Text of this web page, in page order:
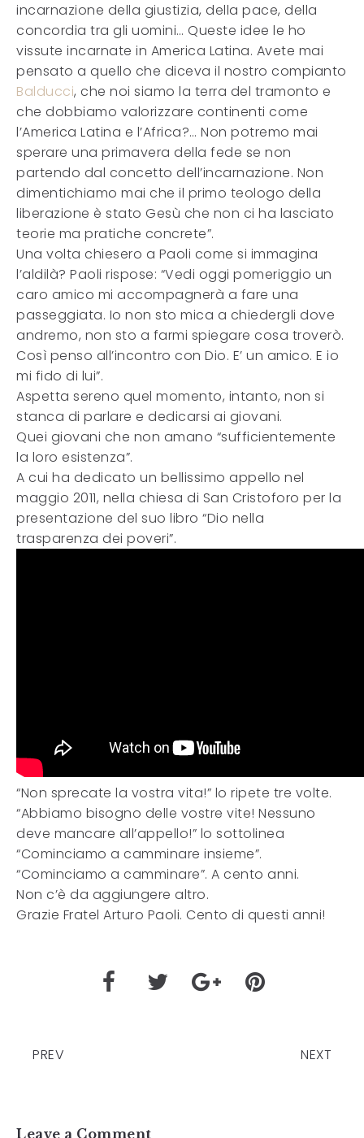
incarnazione della giustizia, della pace, della
concordia tra gli uomini… Queste idee le ho
vissute incarnate in America Latina. Avete mai
pensato a quello che diceva il nostro compianto
Balducci, che noi siamo la terra del tramonto e
che dobbiamo valorizzare continenti come
l’America Latina e l’Africa?… Non potremo mai
sperare una primavera della fede se non
partendo dal concetto dell’incarnazione. Non
dimentichiamo mai che il primo teologo della
liberazione è stato Gesù che non ci ha lasciato
teorie ma pratiche concrete”.
Una volta chiesero a Paoli come si immagina
l’aldilà? Paoli rispose: “Vedi oggi pomeriggio un
caro amico mi accompagnerà a fare una
passeggiata. Io non sto mica a chiedergli dove
andremo, non sto a farmi spiegare cosa troverò.
Così penso all’incontro con Dio. E’ un amico. E io
mi fido di lui”.
Aspetta sereno quel momento, intanto, non si
stanca di parlare e dedicarsi ai giovani.
Quei giovani che non amano “sufficientemente
la loro esistenza”.
A cui ha dedicato un bellissimo appello nel
maggio 2011, nella chiesa di San Cristoforo per la
presentazione del suo libro “Dio nella
trasparenza dei poveri”.
“Non sprecate la vostra vita!” lo ripete tre volte.
“Abbiamo bisogno delle vostre vite! Nessuno
deve mancare all’appello!” lo sottolinea
“Cominciamo a camminare insieme”.
“Cominciamo a camminare”. A cento anni.
Non c’è da aggiungere altro.
Grazie Fratel Arturo Paoli. Cento di questi anni!
PREV NEXT
Leave a Comment